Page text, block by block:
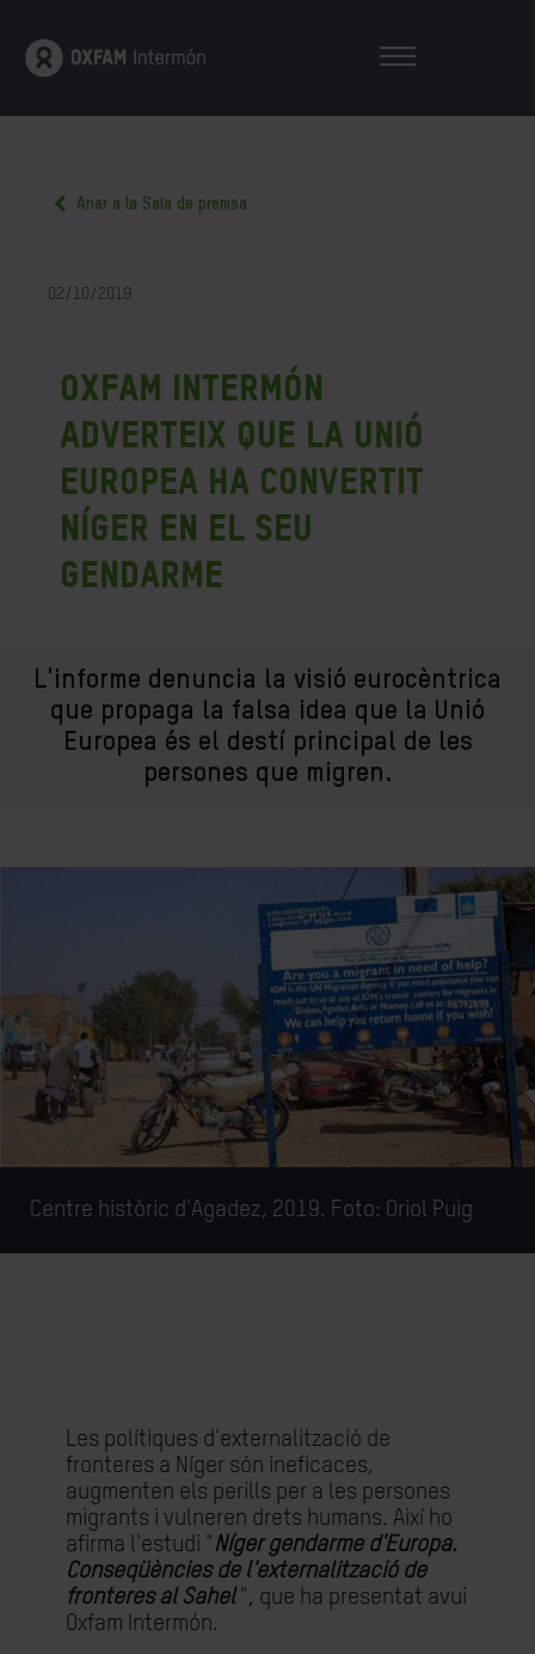
Anar a la Sala de premsa
02/10/2019
Oxfam Intermón
adverteix que la Unió
Europea ha convertit
Níger en el seu
gendarme
L'informe denuncia la visió eurocèntrica
que propaga la falsa idea que la Unió
Europea és el destí principal de les
persones que migren.
Centre històric d'Agadez, 2019. Foto: Oriol Puig
Les polítiques d'externalització de
fronteres a Níger són ineficaces,
augmenten els perills per a les persones
migrants i vulneren drets humans. Així ho
afirma l'estudi "Níger gendarme d'Europa.
Conseqüències de l'externalització de
fronteres al Sahel ", que ha presentat avui
Oxfam Intermón.